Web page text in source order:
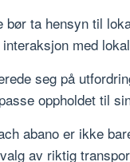
bør ta hensyn til
med
seg på
oppholdet til
abano er ikke
av riktig